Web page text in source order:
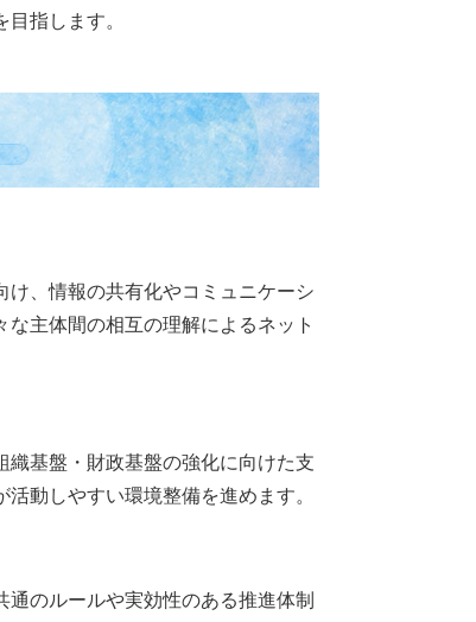
指します。
、情報の共有化やコミュニケーシ
主体間の相互の理解によるネット
基盤・財政基盤の強化に向けた支
動しやすい環境整備を進めます。
のルールや実効性のある推進体制